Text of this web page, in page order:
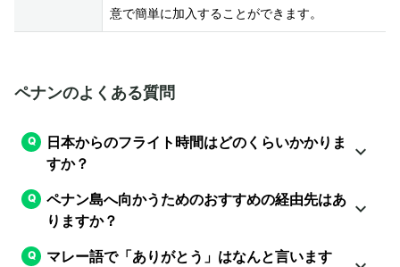
意で簡単に加入することができます。
ペナンのよくある質問
日本からのフライト時間はどのくらいかかりま
すか？
ペナン島へ向かうためのおすすめの経由先はあ
りますか？
マレー語で「ありがとう」はなんと言います